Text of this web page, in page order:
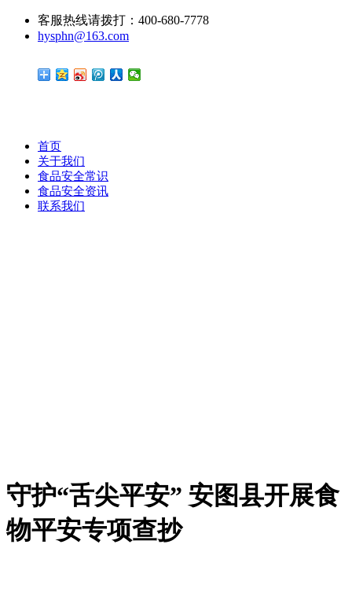
客服热线请拨打：400-680-7778
hysphn@163.com
首页
关于我们
食品安全常识
食品安全资讯
联系我们
守护“舌尖平安” 安图县开展食
物平安专项查抄